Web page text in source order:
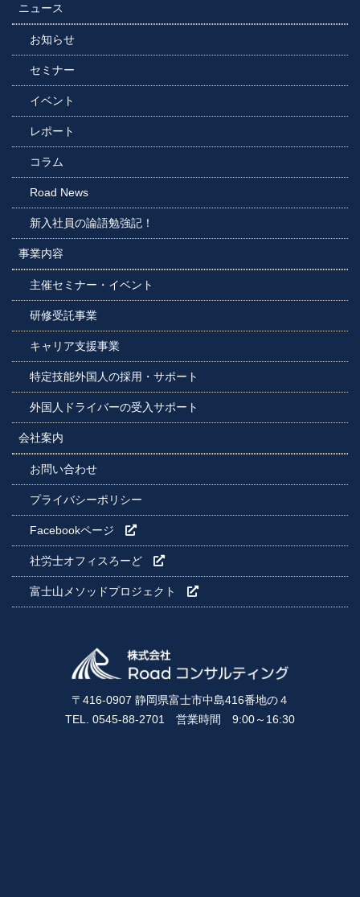
ニュース
お知らせ
セミナー
イベント
レポート
コラム
Road News
新入社員の論語勉強記！
事業内容
主催セミナー・イベント
研修受託事業
キャリア支援事業
特定技能外国人の採用・サポート
外国人ドライバーの受入サポート
会社案内
お問い合わせ
プライバシーポリシー
Facebookページ
社労士オフィスろーど
富士山メソッドプロジェクト
〒416-0907 静岡県富士市中島416番地の４
TEL. 0545-88-2701 営業時間 9:00～16:30